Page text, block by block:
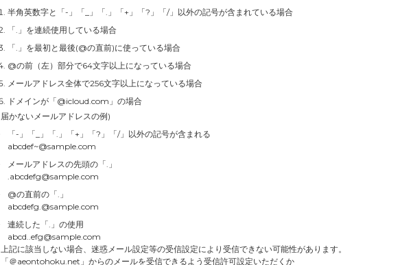
半角英数字と「-」「_」「.」「+」「?」「/」以外の記号が含まれている場合
「.」を連続使用している場合
「.」を最初と最後(@の直前)に使っている場合
@の前（左）部分で64文字以上になっている場合
メールアドレス全体で256文字以上になっている場合
ドメインが「@icloud.com」の場合
届かないメールアドレスの例)
「-」「_」「.」「+」「?」「/」以外の記号が含まれる
abcdef~@sample.com
メールアドレスの先頭の「.」
.abcdefg@sample.com
@の直前の「.」
abcdefg.@sample.com
連続した「.」の使用
abcd..efg@sample.com
上記に該当しない場合、迷惑メール設定等の受信設定により受信できない可能性があります。
「＠aeontohoku.net」からのメールを受信できるよう受信許可設定いただくか